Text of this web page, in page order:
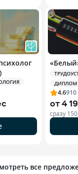
ДИПЛОМ
4.6910
от4
сразу
все